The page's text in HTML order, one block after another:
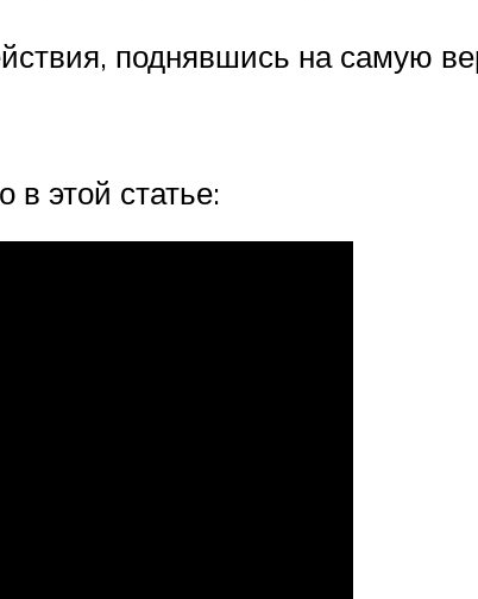
поднявшись на самую
в этой статье: